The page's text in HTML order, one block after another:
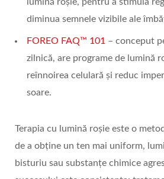
lumină roșie, pentru a stimula
diminua semnele vizibile ale
FOREO FAQ™ 101 – conceput
zilnică, are programe de lumină
reînnoirea celulară și reduc
soare.
Terapia cu lumină roșie este o
de a obține un ten mai uniform,
bisturiu sau substanțe chimice